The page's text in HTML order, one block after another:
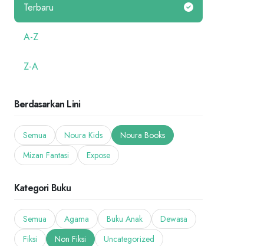
Terbaru
A-Z
Z-A
Berdasarkan Lini
Semua Noura Kids
Noura Books
Mizan Fantasi
Expose
Kategori Buku
Semua Agama Buku Anak
Dewasa
Fiksi
Non Fiksi Uncategorized